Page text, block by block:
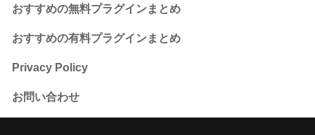
おすすめの無料プラグインまとめ
おすすめの有料プラグインまとめ
Privacy Policy
お問い合わせ